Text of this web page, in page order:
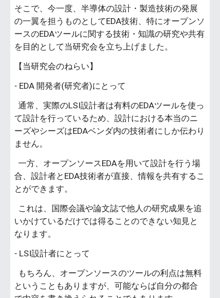
そこで、今一度、半導体の設計・製造技術の発展
の一翼を担うものとしてEDA技術、特にオープンソ
ースのEDAツールに関する技術・知識の研究や共有
を目的として当研究会を立ち上げました。
【当研究会のねらい】
- EDA 開発者(研究者)にとって
通常、実際のLSI設計者は有料のEDAツールを使っ
て設計を行っているため、設計における本当のニ
ーズやシーズはEDAベンダ内の技術者にしか伝わり
ません。
一方、オープンソースEDAを用いて設計を行う場
合、設計者とEDA技術者が直接、情報を共有するこ
とができます。
これは、国際会議や論文誌で他人の研究成果を追
いかけているだけでは得ることのできない知見と
なります。
- LSI設計者にとって
もちろん、オープンソースのツールの利点は無料
ということもありますが、可能ならば自分の都合